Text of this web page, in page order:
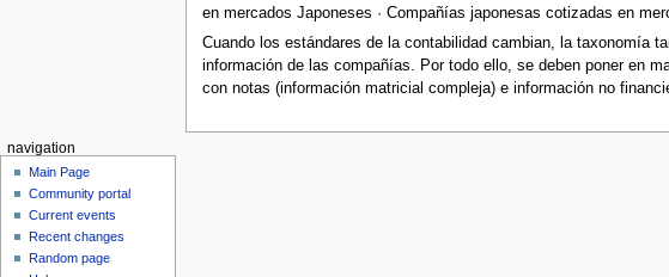
en mercados Japoneses · Compañías japonesas cotizadas en
Cuando los estándares de la contabilidad cambian, la taxonomía
información de las compañías. Por todo ello, se deben poner en
con notas (información matricial compleja) e información no
navigation
Main Page
Community portal
Current events
Recent changes
Random page